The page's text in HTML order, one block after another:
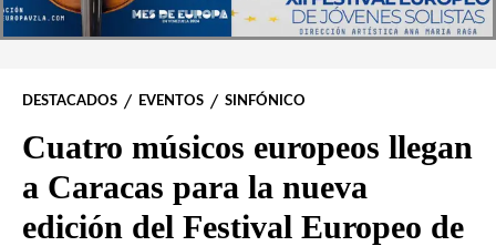
DESTACADOS EVENTOS SINFÓNICO
Cuatro músicos europeos llegan
a Caracas para la nueva
edición del Festival Europeo de